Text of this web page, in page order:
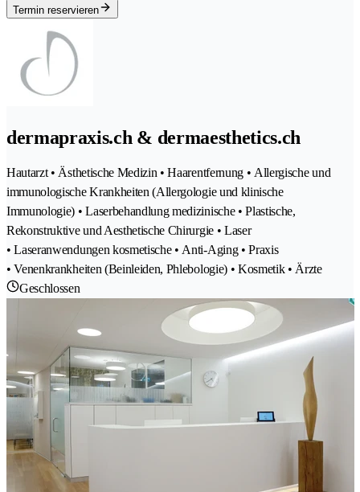
Termin reservieren
dermapraxis.ch & dermaesthetics.ch
Hautarzt • Ästhetische Medizin • Haarentfernung • Allergische und
immunologische Krankheiten (Allergologie und klinische
Immunologie) • Laserbehandlung medizinische • Plastische,
Rekonstruktive und Aesthetische Chirurgie • Laser
• Laseranwendungen kosmetische • Anti-Aging • Praxis
• Venenkrankheiten (Beinleiden, Phlebologie) • Kosmetik • Ärzte
Geschlossen